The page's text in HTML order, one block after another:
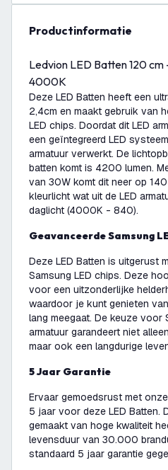
productinformatie
Ledvion LED Batten 120
4000K
Deze LED Batten heeft een
2,4cm en maakt gebruik van
LED chips. Doordat dit LED
een geïntegreerd LED
armatuur verwerkt. De
batten komt is 4200 lumen.
van 30W komt dit neer op
kleurlicht wat uit de LED
daglicht (4000K - 840).
Geavanceerde Samsung
Deze LED Batten is uitgerust
Samsung LED chips. Deze
voor een uitzonderlijke
waardoor je kunt genieten
lang meegaat. De keuze voor
armatuur garandeert niet
maar ook een langdurige
5 Jaar Garantie
Ervaar gemoedsrust met
5 jaar voor deze LED Batten.
gemaakt van hoge kwaliteit
levensduur van 30.000
standaard 5 jaar garantie